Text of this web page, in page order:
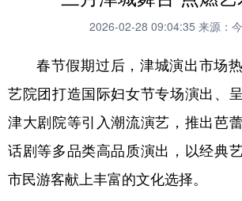
财经 网评
台湾 思客智库 全球连线
科技 科创 量子
文化 书画 健康
2026-02-28 09:04:35 来源：
春节假期过后，津城演出市场
艺院团打造国际妇女节专场演出、
津大剧院等引入潮流演艺，推出芭
话剧等多品类高品质演出，以经典
市民游客献上丰富的文化选择。